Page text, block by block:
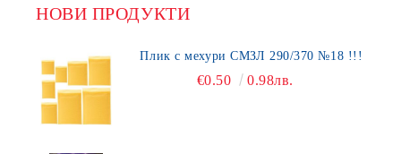
НОВИ ПРОДУКТИ
Плик с мехури СМЗЛ 290/370 №18 !!!
€0.50 0.98лв.